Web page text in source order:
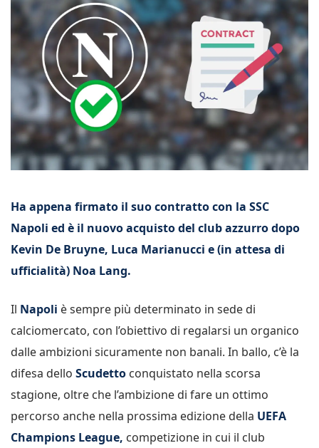
Ha appena firmato il suo contratto con la SSC
Napoli ed è il nuovo acquisto del club azzurro dopo
Kevin De Bruyne, Luca Marianucci e (in attesa di
ufficialità) Noa Lang.
Il Napoli è sempre più determinato in sede di
calciomercato, con l’obiettivo di regalarsi un organico
dalle ambizioni sicuramente non banali. In ballo, c’è la
difesa dello Scudetto conquistato nella scorsa
stagione, oltre che l’ambizione di fare un ottimo
percorso anche nella prossima edizione della UEFA
Champions League, competizione in cui il club